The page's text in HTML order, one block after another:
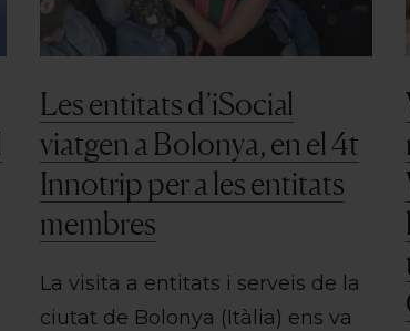
Les entitats d’iSocial
viatgen a Bolonya, en el 4t
Innotrip per a les entitats
membres
La visita a entitats i serveis de la
ciutat de Bolonya (Itàlia) ens va